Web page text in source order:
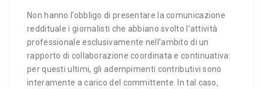
Non hanno l’obbligo di presentare la comunicazione
reddituale i giornalisti che abbiano svolto l’attività
professionale esclusivamente nell’ambito di un
rapporto di collaborazione coordinata e continuativa:
per questi ultimi, gli adempimenti contributivi sono
interamente a carico del committente. In tal caso,